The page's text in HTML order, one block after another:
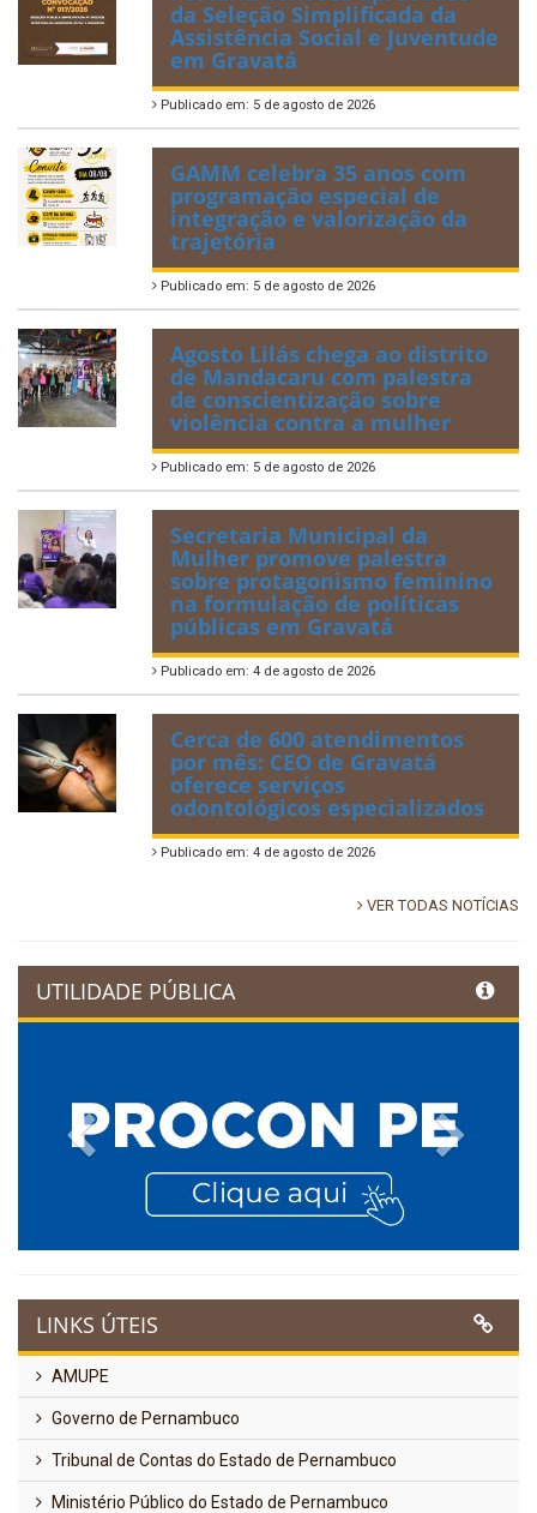
da Seleção Simplificada da
Assistência Social e Juventude
em Gravatá
Publicado em: 5 de agosto de 2026
GAMM celebra 35 anos com
programação especial de
integração e valorização da
trajetória
Publicado em: 5 de agosto de 2026
Agosto Lilás chega ao distrito
de Mandacaru com palestra
de conscientização sobre
violência contra a mulher
Publicado em: 5 de agosto de 2026
Secretaria Municipal da
Mulher promove palestra
sobre protagonismo feminino
na formulação de políticas
públicas em Gravatá
Publicado em: 4 de agosto de 2026
Cerca de 600 atendimentos
por mês: CEO de Gravatá
oferece serviços
odontológicos especializados
Publicado em: 4 de agosto de 2026
VER TODAS NOTÍCIAS
UTILIDADE PÚBLICA
Previous
LINKS ÚTEIS
AMUPE
Governo de Pernambuco
Tribunal de Contas do Estado de Pernambuco
Ministério Público do Estado de Pernambuco